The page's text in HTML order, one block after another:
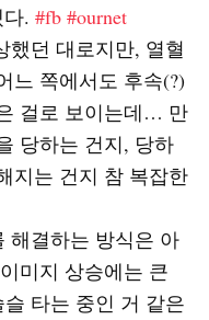
. #fb #ournet
했던 대로지만, 열혈
느 쪽에서도 후속(?)
걸로 보이는데… 만
당하는 건지, 당하
지는 건지 참 복잡한
해결하는 방식은 아
미지 상승에는 큰
타는 중인 거 같은